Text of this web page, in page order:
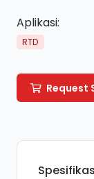
Aplikasi:
RTD
Request